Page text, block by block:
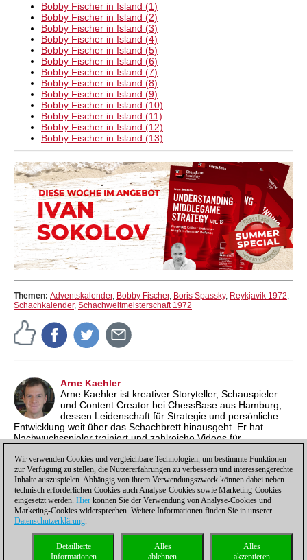
Bobby Fischer in Island (1)
Bobby Fischer in Island (2)
Bobby Fischer in Island (3)
Bobby Fischer in Island (4)
Bobby Fischer in Island (5)
Bobby Fischer in Island (6)
Bobby Fischer in Island (7)
Bobby Fischer in Island (8)
Bobby Fischer in Island (9)
Bobby Fischer in Island (10)
Bobby Fischer in Island (11)
Bobby Fischer in Island (12)
Bobby Fischer in Island (13)
Themen: Adventskalender, Bobby Fischer, Boris Spassky, Reykjavik 1972,
Schachkalender, Schachweltmeisterschaft 1972
Arne Kaehler
Arne Kaehler ist kreativer Storyteller, Schauspieler
und Content Creator bei ChessBase aus Hamburg,
dessen Leidenschaft für Strategie und persönliche
Entwicklung weit über das Schachbrett hinausgeht. Er hat
Nachwuchsspieler trainiert und zahlreiche Videos für
Anspruch, Schach verständlich, unterhaltsam und inspirierend
zu vermitteln.
Datenschutzhinweis| Kontakt| |Lizenzen
Compliance Hotline|
Wir verwenden Cookies und vergleichbare Technologien, um bestimmte Funktionen
zur Verfügung zu stellen, die Nutzererfahrungen zu verbessern und interessengerechte
Inhalte auszuspielen. Abhängig von ihrem Verwendungszweck können dabei neben
technisch erforderlichen Cookies auch Analyse-Cookies sowie Marketing-Cookies
eingesetzt werden. Hier können Sie der Verwendung von Analyse-Cookies und
Marketing-Cookies widersprechen. Weitere Informationen finden Sie in unserer
Datenschutzerklärung.
Alles
akzeptieren
Alles
ablehnen
Detaillierte
Informationen